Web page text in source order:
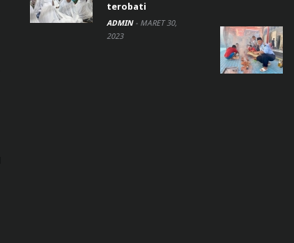
terobati
ADMIN - MARET 30,
2023